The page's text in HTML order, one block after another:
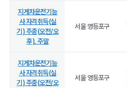
지게차운전기능
사 자격취득(실
기) 주중(오전/오
후), 주말
서울 영등포구
지게차운전기능
사 자격취득(실
기) 주중(오전/오
서울 영등포구